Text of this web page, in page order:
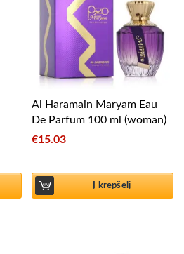
Al Haramain Maryam Eau
De Parfum 100 ml (woman)
€15.03
Į krepšelį